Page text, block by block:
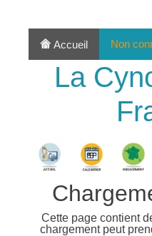
Accueil Non
La
Cette page contient
chargement peut